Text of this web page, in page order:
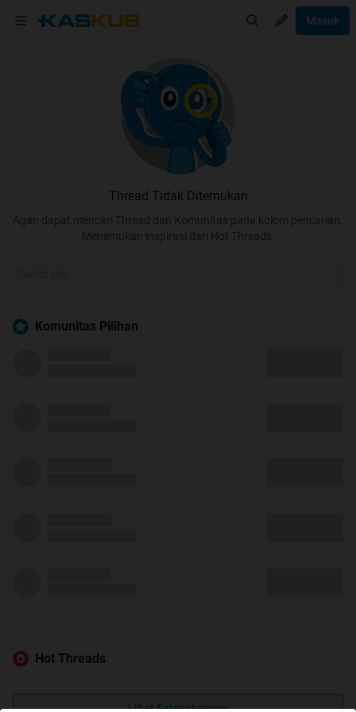
Masuk
Thread Tidak Ditemukan
Agan dapat mencari Thread dan Komunitas pada kolom pencarian.
Menemukan inspirasi dari Hot Threads.
Komunitas Pilihan
Hot Threads
Lihat Selengkapnya